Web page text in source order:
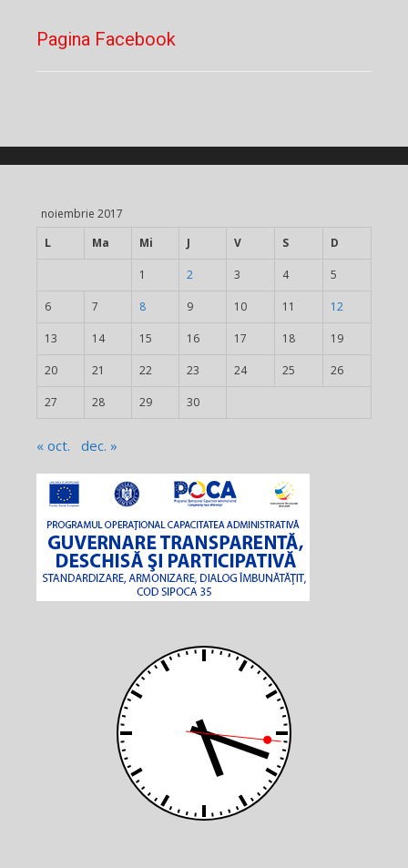
Pagina Facebook
noiembrie 2017
L
Ma Mi J V S D
1 2 3 4 5
6 7 8 9 10 11 12
13 14 15 16 17 18 19
20 21 22 23 24 25 26
27 28 29 30
« oct. dec. »